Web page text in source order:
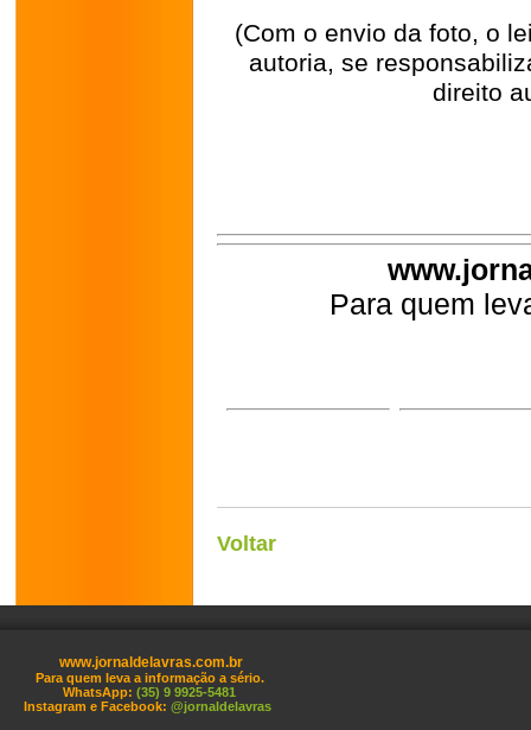
(Com o envio da foto, o
autoria, se
direito
Para quem
Voltar
www.jornaldelavras.com.br
Para quem leva a informação a sério.
WhatsApp: (35) 9 9925-5481
Instagram e Facebook: @jornaldelavras